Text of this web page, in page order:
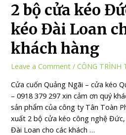
2 bộ cửa kéo
kéo Đài Loan
khách hàng
Leave a Comment /CÔNG TRÌNH
Cửa cuốn Quảng Ngãi – cửa kéo
– 0918 379 297 xin cảm ơn quý
sản phẩm của công ty Tân Toàn
xuất 2 bộ cửa kéo công nghệ
Đài Loan cho các khách …